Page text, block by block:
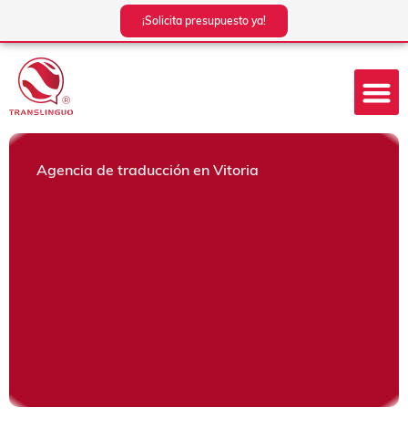
contenido
¡Solicita presupuesto ya!
Agencia de traducción en Vitoria